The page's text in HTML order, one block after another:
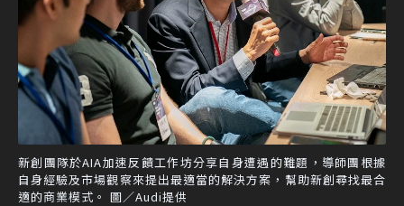
新創團隊於AIA加速反饋工作坊分享自身遭遇的難題，導師團根據
自身經驗及市場觀察來提出最適當的解決方案，幫助新創尋找最合
適的商業模式。 圖／Audi提供